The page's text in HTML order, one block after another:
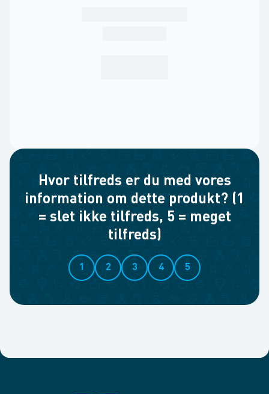
Hvor tilfreds er du med vores
information om dette produkt? (1
= slet ikke tilfreds, 5 = meget
tilfreds)
1 2 3 4 5